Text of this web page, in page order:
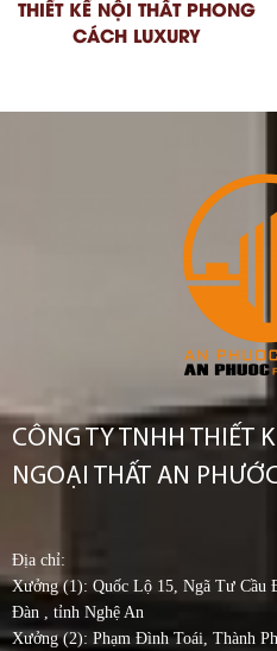
THIẾT KẾ NỘI THẤT PHONG
CÁCH LUXURY
CÔNG TY TNHH THIẾT
NGOẠI THẤT AN
Địa chỉ:
Xưởng (1): Quốc Lộ 15, Ngã Tư Cầu
Đàn , tỉnh Nghệ An
Xưởng (2): Phạm Đình Toái, Thành